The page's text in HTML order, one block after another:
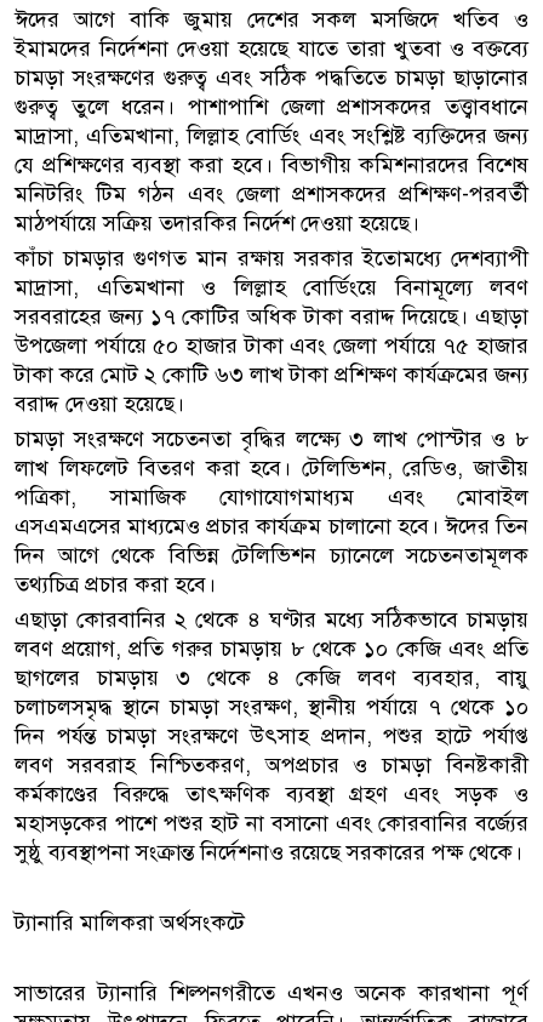
ঈদের আগে বাকি জুমায় দেশের সকল মসজিদে খতিব ও
ইমামদের নির্দেশনা দেওয়া হয়েছে যাতে তারা খুতবা ও বক্তব্যে
চামড়া সংরক্ষণের গুরুত্ব এবং সঠিক পদ্ধতিতে চামড়া ছাড়ানোর
গুরুত্ব তুলে ধরেন। পাশাপাশি জেলা প্রশাসকদের তত্ত্বাবধানে
মাদ্রাসা, এতিমখানা, লিল্লাহ বোর্ডিং এবং সংশ্লিষ্ট ব্যক্তিদের জন্য
যে প্রশিক্ষণের ব্যবস্থা করা হবে। বিভাগীয় কমিশনারদের বিশেষ
মনিটরিং টিম গঠন এবং জেলা প্রশাসকদের প্রশিক্ষণ-পরবর্তী
মাঠপর্যায়ে সক্রিয় তদারকির নির্দেশ দেওয়া হয়েছে।
কাঁচা চামড়ার গুণগত মান রক্ষায় সরকার ইতোমধ্যে দেশব্যাপী
মাদ্রাসা, এতিমখানা ও লিল্লাহ বোর্ডিংয়ে বিনামূল্যে লবণ
সরবরাহের জন্য ১৭ কোটির অধিক টাকা বরাদ্দ দিয়েছে। এছাড়া
উপজেলা পর্যায়ে ৫০ হাজার টাকা এবং জেলা পর্যায়ে ৭৫ হাজার
টাকা করে মোট ২ কোটি ৬৩ লাখ টাকা প্রশিক্ষণ কার্যক্রমের জন্য
বরাদ্দ দেওয়া হয়েছে।
চামড়া সংরক্ষণে সচেতনতা বৃদ্ধির লক্ষ্যে ৩ লাখ পোস্টার ও ৮
লাখ লিফলেট বিতরণ করা হবে। টেলিভিশন, রেডিও, জাতীয়
পত্রিকা, সামাজিক যোগাযোগমাধ্যম এবং মোবাইল
এসএমএসের মাধ্যমেও প্রচার কার্যক্রম চালানো হবে। ঈদের তিন
দিন আগে থেকে বিভিন্ন টেলিভিশন চ্যানেলে সচেতনতামূলক
তথ্যচিত্র প্রচার করা হবে।
এছাড়া কোরবানির ২ থেকে ৪ ঘণ্টার মধ্যে সঠিকভাবে চামড়ায়
লবণ প্রয়োগ, প্রতি গরুর চামড়ায় ৮ থেকে ১০ কেজি এবং প্রতি
ছাগলের চামড়ায় ৩ থেকে ৪ কেজি লবণ ব্যবহার, বায়ু
চলাচলসমৃদ্ধ স্থানে চামড়া সংরক্ষণ, স্থানীয় পর্যায়ে ৭ থেকে ১০
দিন পর্যন্ত চামড়া সংরক্ষণে উৎসাহ প্রদান, পশুর হাটে পর্যাপ্ত
লবণ সরবরাহ নিশ্চিতকরণ, অপপ্রচার ও চামড়া বিনষ্টকারী
কর্মকাণ্ডের বিরুদ্ধে তাৎক্ষণিক ব্যবস্থা গ্রহণ এবং সড়ক ও
মহাসড়কের পাশে পশুর হাট না বসানো এবং কোরবানির বর্জ্যের
সুষ্ঠু ব্যবস্থাপনা সংক্রান্ত নির্দেশনাও রয়েছে সরকারের পক্ষ থেকে।
ট্যানারি মালিকরা অর্থসংকটে
সাভারের ট্যানারি শিল্পনগরীতে এখনও অনেক কারখানা পূর্ণ